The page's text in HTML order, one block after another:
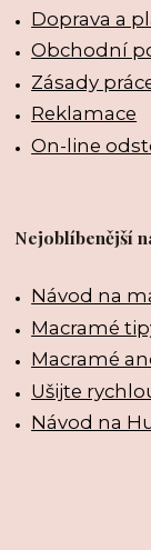
Doprava a
Obchodní
Zásady
Reklamace
On-line
Nejoblíbenější
Návod na
Macramé
Macramé
Ušijte
Návod na